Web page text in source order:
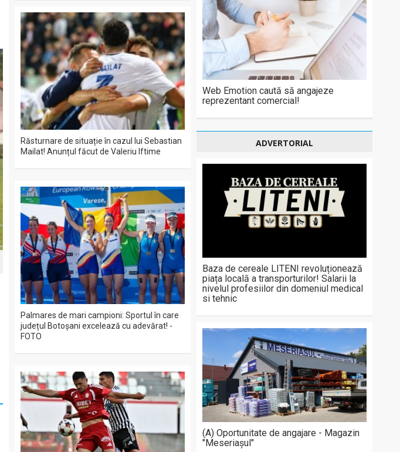
Răsturnare de situație în cazul lui Sebastian
Mailat! Anunțul făcut de Valeriu Iftime
Palmares de mari campioni: Sportul în care
județul Botoșani excelează cu adevărat! -
FOTO
Web Emotion caută să angajeze
reprezentant comercial!
ADVERTORIAL
Baza de cereale LITENI revoluționează
piața locală a transporturilor! Salarii la
nivelul profesiilor din domeniul medical
si tehnic
(A) Oportunitate de angajare - Magazin
"Meseriașul"